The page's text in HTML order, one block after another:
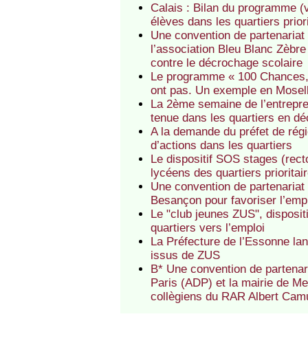
Calais : Bilan du programme
élèves dans les quartiers
Une convention de
l’association Bleu Blanc
contre le décrochage scolaire
Le programme « 100
ont pas. Un exemple en
La 2ème semaine de
tenue dans les quartiers en
A la demande du préfet de
d’actions dans les quartiers
Le dispositif SOS stages
lycéens des quartiers
Une convention de
Besançon pour favoriser
Le "club jeunes ZUS",
quartiers vers l’emploi
La Préfecture de l’Essonne
issus de ZUS
B* Une convention de
Paris (ADP) et la mairie de
collègiens du RAR Albert